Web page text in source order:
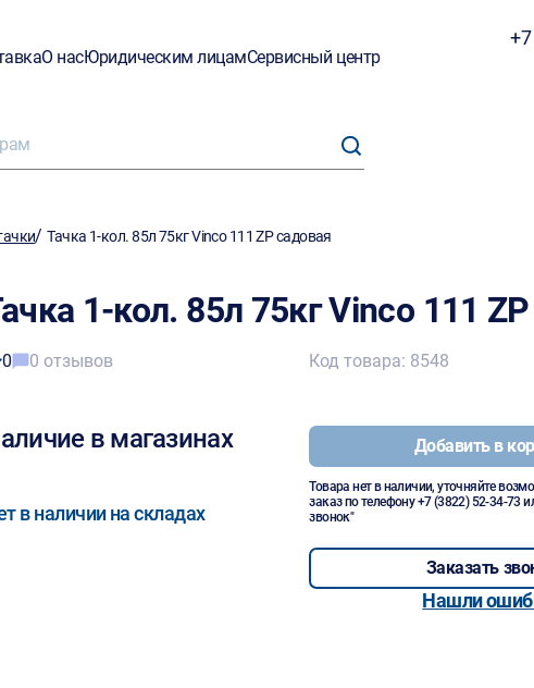
О насЮридическим лицамСервисный центр
/Тачка 1-кол. 85л 75кг Vinco 111 ZP садовая
1-кол. 85л 75кг Vinco 111
0 0 отзывов
в магазинах
в наличии на складах
Код товара: 8548
Добавить в
Товара нет в наличии, уточняйте
заказ по телефону+7 (3822) 52-34-73
звонок"
Заказать
Нашли